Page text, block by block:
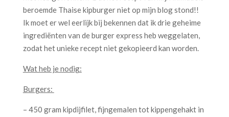
beroemde Thaise kipburger niet op mijn blog stond!!
Ik moet er wel eerlijk bij bekennen dat ik drie geheime
ingrediënten van de burger express heb weggelaten,
zodat het unieke recept niet gekopieerd kan worden.
Wat heb je nodig:
Burgers:
– 450 gram kipdijfilet, fijngemalen tot kippengehakt in